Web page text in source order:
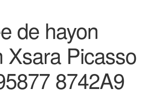
de hayon
Xsara Picasso
8742A9